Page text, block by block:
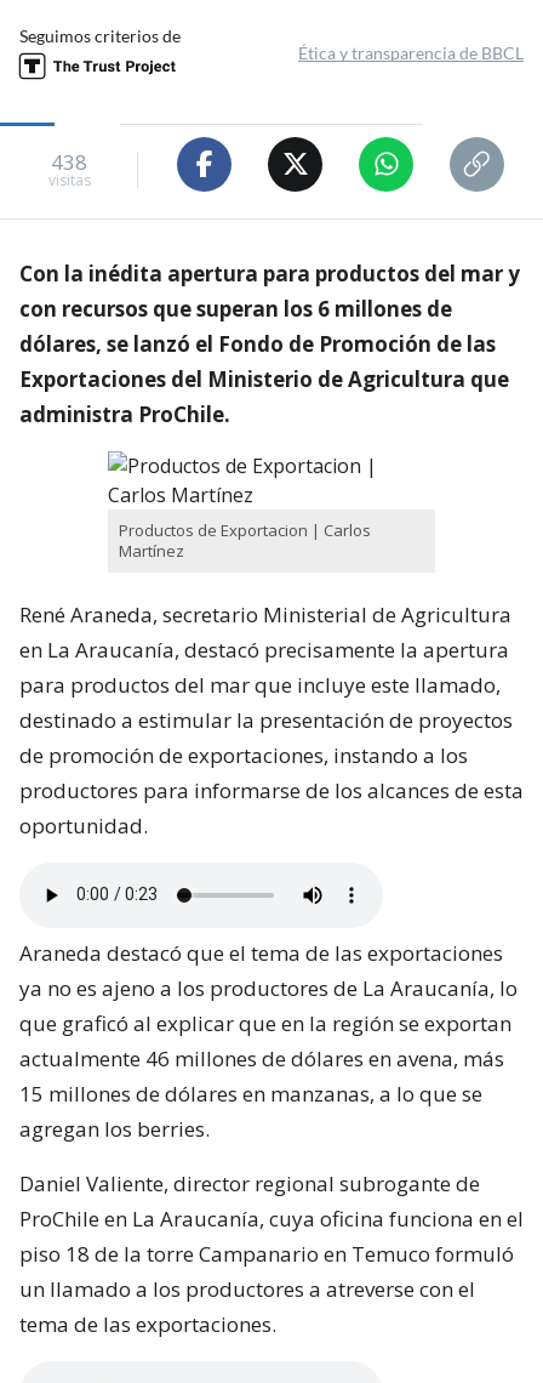
Seguimos criterios de
Ética y transparencia de BBCL
438
visitas
Con la inédita apertura para productos del mar y
con recursos que superan los 6 millones de
dólares, se lanzó el Fondo de Promoción de las
Exportaciones del Ministerio de Agricultura que
administra ProChile.
Productos de Exportacion | Carlos
Martínez
René Araneda, secretario Ministerial de Agricultura
en La Araucanía, destacó precisamente la apertura
para productos del mar que incluye este llamado,
destinado a estimular la presentación de proyectos
de promoción de exportaciones, instando a los
productores para informarse de los alcances de esta
oportunidad.
Araneda destacó que el tema de las exportaciones
ya no es ajeno a los productores de La Araucanía, lo
que graficó al explicar que en la región se exportan
actualmente 46 millones de dólares en avena, más
15 millones de dólares en manzanas, a lo que se
agregan los berries.
Daniel Valiente, director regional subrogante de
ProChile en La Araucanía, cuya oficina funciona en el
piso 18 de la torre Campanario en Temuco formuló
un llamado a los productores a atreverse con el
tema de las exportaciones.